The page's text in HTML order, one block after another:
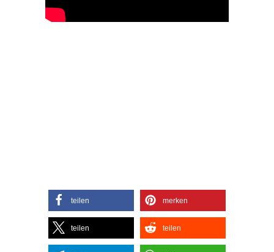
teilen merken
teilen teilen